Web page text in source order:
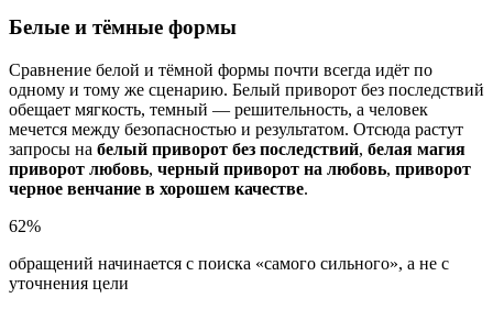
Белые и тёмные формы
Сравнение белой и тёмной формы почти всегда идёт по
одному и тому же сценарию. Белый приворот без последствий
обещает мягкость, темный — решительность, а человек
мечется между безопасностью и результатом. Отсюда растут
запросы на белый приворот без последствий, белая магия
приворот любовь, черный приворот на любовь, приворот
черное венчание в хорошем качестве.
62%
обращений начинается с поиска «самого сильного», а не с
уточнения цели